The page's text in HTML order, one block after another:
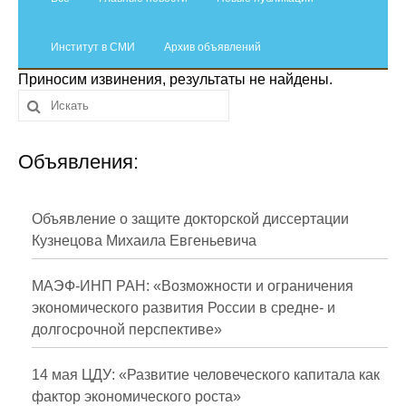
Сотрудники
Отчетность
Противодействие коррупции
Проблемы прогнозирования
О журнале
Номера журналов
Институт в СМИ Архив объявлений
Приносим извинения, результаты не найдены.
Объявления:
Объявление о защите докторской диссертации
Кузнецова Михаила Евгеньевича
МАЭФ-ИНП РАН: «Возможности и ограничения
экономического развития России в средне- и
долгосрочной перспективе»
14 мая ЦДУ: «Развитие человеческого капитала как
фактор экономического роста»